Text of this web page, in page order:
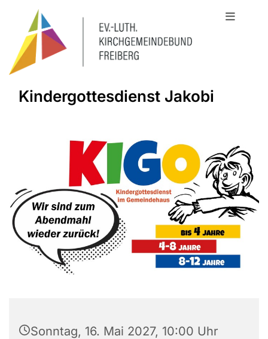
Kindergottesdienst Jakobi
Sonntag, 16. Mai 2027, 10:00 Uhr